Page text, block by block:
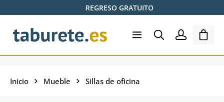
Saltar al contenido principalREGRESO GRATUITO
El
Inicio Mueble Sillas de oficina